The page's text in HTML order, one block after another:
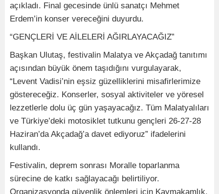
açıkladı. Final gecesinde ünlü sanatçı Mehmet
Erdem’in konser vereceğini duyurdu.
“GENÇLERİ VE AİLELERİ AĞIRLAYACAĞIZ”
Başkan Ulutaş, festivalin Malatya ve Akçadağ tanıtımı
açısından büyük önem taşıdığını vurgulayarak,
“Levent Vadisi’nin eşsiz güzelliklerini misafirlerimize
göstereceğiz. Konserler, sosyal aktiviteler ve yöresel
lezzetlerle dolu üç gün yaşayacağız. Tüm Malatyalıları
ve Türkiye’deki motosiklet tutkunu gençleri 26-27-28
Haziran’da Akçadağ’a davet ediyoruz” ifadelerini
kullandı.
Festivalin, deprem sonrası Moralle toparlanma
sürecine de katkı sağlayacağı belirtiliyor.
Organizasyonda güvenlik önlemleri için Kaymakamlık,